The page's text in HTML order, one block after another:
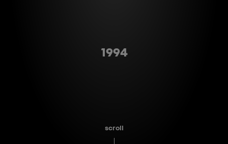
1994
scroll